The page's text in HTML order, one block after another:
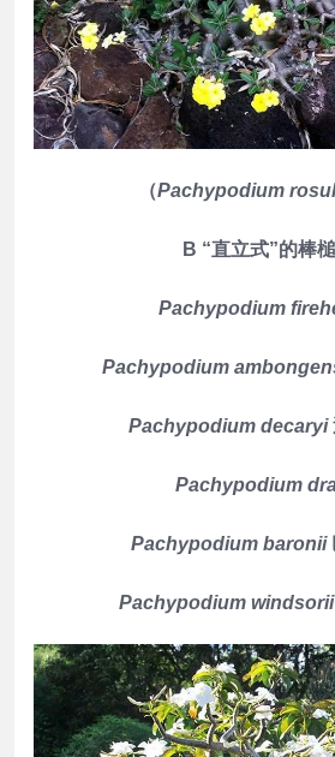
（Pachypodium
B “直立式”的棒
Pachypodium
Pachypodium
Pachypodium decaryi
Pachypodium
Pachypodium baronii
Pachypodium windsorii